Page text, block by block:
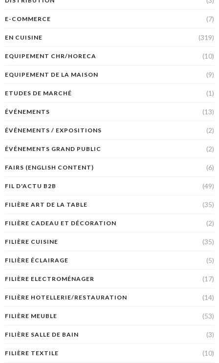
E-COMMERCE (7)
EN CUISINE (319)
EQUIPEMENT CHR/HORECA (10)
EQUIPEMENT DE LA MAISON (9)
ETUDES DE MARCHÉ (1)
ÉVÉNEMENTS (13)
ÉVÉNEMENTS / EXPOSITIONS (2)
ÉVÉNEMENTS GRAND PUBLIC (2)
FAIRS (ENGLISH CONTENT) (6)
FIL D'ACTU B2B (49)
FILIÈRE ART DE LA TABLE (35)
FILIÈRE CADEAU ET DÉCORATION (2)
FILIÈRE CUISINE (35)
FILIÈRE ÉCLAIRAGE (5)
FILIÈRE ELECTROMÉNAGER (17)
FILIÈRE HOTELLERIE/RESTAURATION (14)
FILIÈRE MEUBLE (53)
FILIÈRE SALLE DE BAIN (3)
FILIÈRE TEXTILE (10)